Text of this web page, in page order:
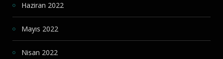
Haziran 2022
Mayıs 2022
Nisan 2022